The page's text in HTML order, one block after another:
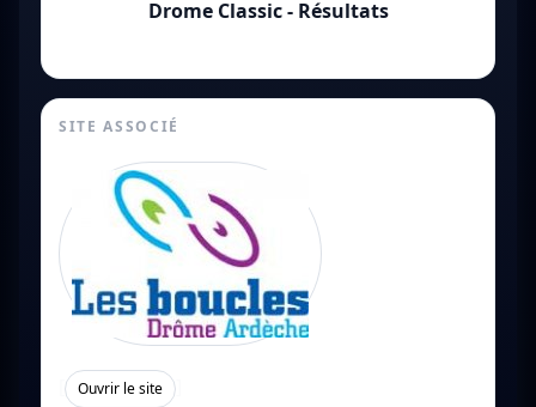
Drome Classic - Résultats
SITE ASSOCIÉ
Ouvrir le site